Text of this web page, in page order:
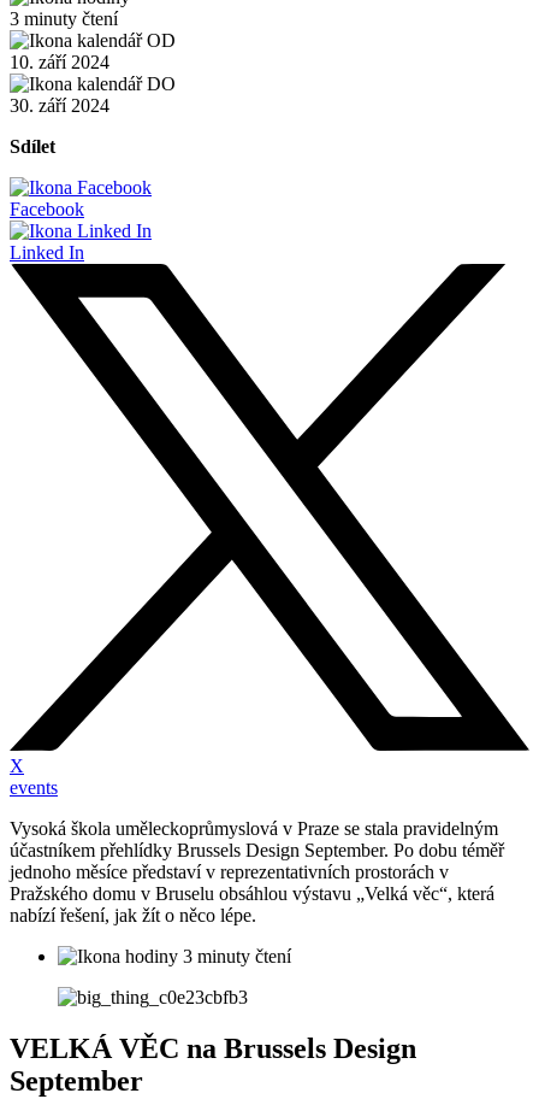
3 minuty čtení
10. září 2024
30. září 2024
Sdílet
Facebook
Linked In
X
events
Vysoká škola uměleckoprůmyslová v Praze se stala pravidelným
účastníkem přehlídky Brussels Design September. Po dobu téměř
jednoho měsíce představí v reprezentativních prostorách v
Pražského domu v Bruselu obsáhlou výstavu „Velká věc“, která
nabízí řešení, jak žít o něco lépe.
3 minuty čtení
VELKÁ VĚC na Brussels Design
September